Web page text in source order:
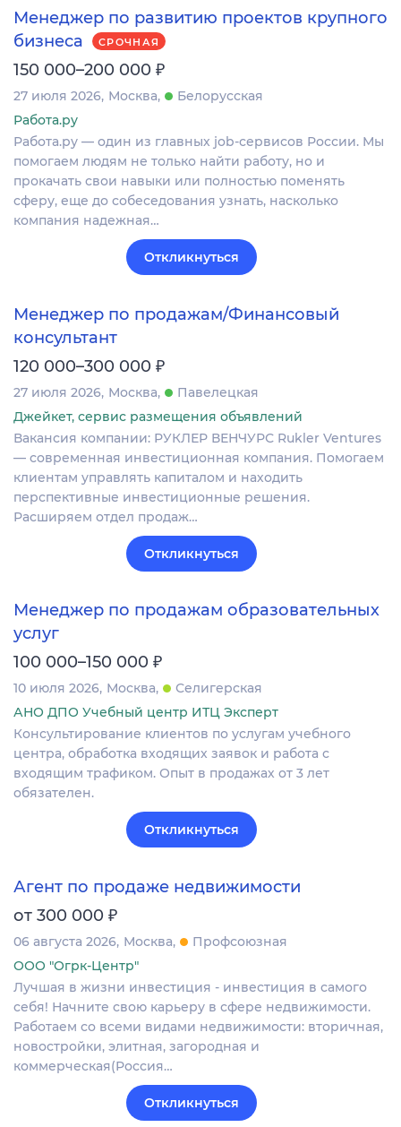
Менеджер по развитию проектов крупного
бизнеса
СРОЧНАЯ
150 000–200 000 ₽
27 июля 2026 Москва
Белорусская
Работа.ру
Работа.ру — один из главных job-сервисов России. Мы
помогаем людям не только найти работу, но и
прокачать свои навыки или полностью поменять
сферу, еще до собеседования узнать, насколько
компания надежная…
Откликнуться
Менеджер по продажам/Финансовый
консультант
120 000–300 000 ₽
27 июля 2026 Москва
Павелецкая
Джейкет, сервис размещения объявлений
Вакансия компании: РУКЛЕР ВЕНЧУРС Rukler Ventures
— современная инвестиционная компания. Помогаем
клиентам управлять капиталом и находить
перспективные инвестиционные решения.
Расширяем отдел продаж…
Откликнуться
Менеджер по продажам образовательных
услуг
100 000–150 000 ₽
10 июля 2026 Москва
Селигерская
АНО ДПО Учебный центр ИТЦ Эксперт
Консультирование клиентов по услугам учебного
центра, обработка входящих заявок и работа с
входящим трафиком. Опыт в продажах от 3 лет
обязателен.
Откликнуться
Агент по продаже недвижимости
от 300 000 ₽
06 августа 2026 Москва
Профсоюзная
ООО "Огрк-Центр"
Лучшая в жизни инвестиция - инвестиция в самого
себя! Начните свою карьеру в сфере недвижимости.
Работаем со всеми видами недвижимости: вторичная,
новостройки, элитная, загородная и
коммерческая(Россия…
Откликнуться